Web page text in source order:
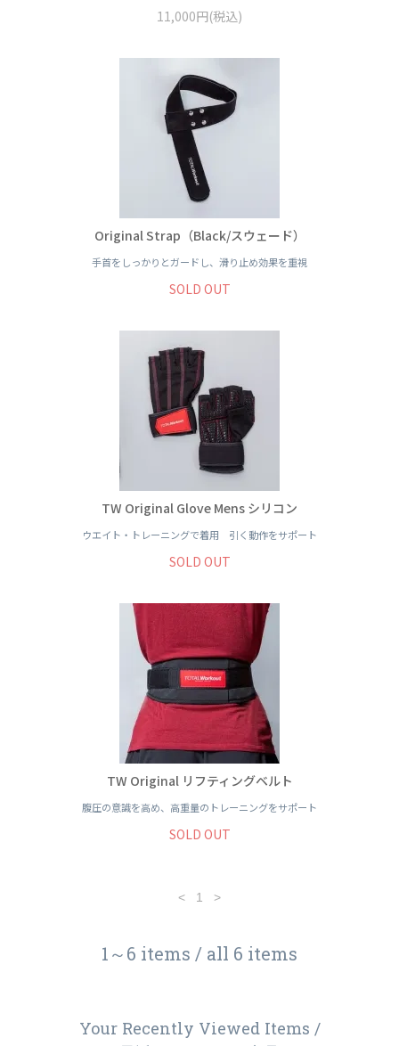
11,000円(税込)
Original Strap（Black/スウェード）
手首をしっかりとガードし、滑り止め効果を重視
SOLD OUT
TW Original Glove Mens シリコン
ウエイト・トレーニングで着用 引く動作をサポート
SOLD OUT
TW Original リフティングベルト
腹圧の意識を高め、高重量のトレーニングをサポート
SOLD OUT
< 1 >
1～6 items / all 6 items
Your Recently Viewed Items /